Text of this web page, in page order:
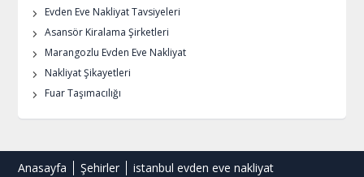
Evden Eve Nakliyat Tavsiyeleri
Asansör Kiralama Şirketleri
Marangozlu Evden Eve Nakliyat
Nakliyat Şikayetleri
Fuar Taşımacılığı
Anasayfa Şehirler istanbul evden eve nakliyat